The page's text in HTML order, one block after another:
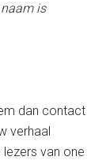
is
dan contact
verhaal
van one